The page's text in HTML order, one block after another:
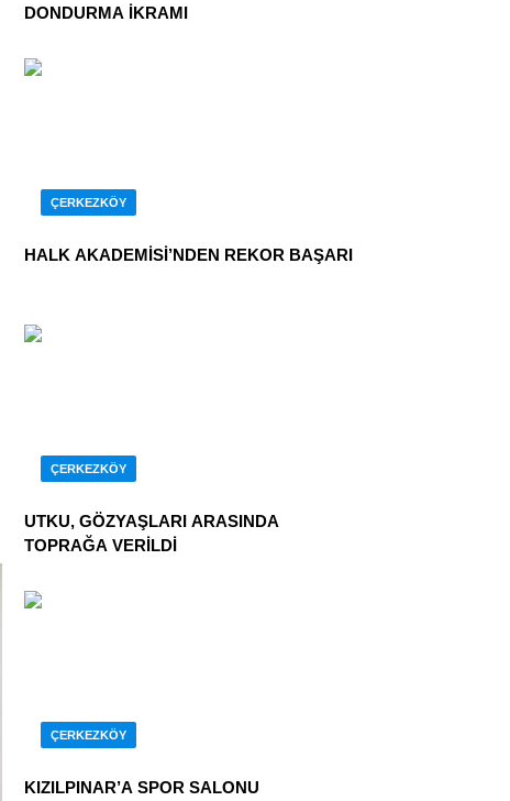
DONDURMA İKRAMI
ÇERKEZKÖY
HALK AKADEMİSİ’NDEN REKOR BAŞARI
ÇERKEZKÖY
UTKU, GÖZYAŞLARI ARASINDA
TOPRAĞA VERİLDİ
ÇERKEZKÖY
KIZILPINAR’A SPOR SALONU